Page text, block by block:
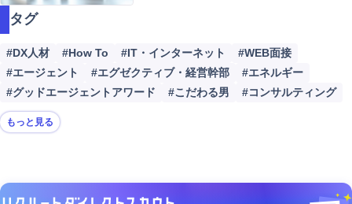
タグ
#DX人材 #How To #IT・インターネット
#WEB面接
#エージェント
#エグゼクティブ・経営幹部
#エネルギー
#グッドエージェントアワード
#こだわる男 #コンサルティング
もっと見る